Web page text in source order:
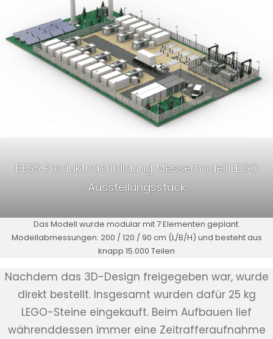
BESS Produktnachbildung Messemodell LEGO
Ausstellungsstück
Das Modell wurde modular mit 7 Elementen geplant.
Modellabmessungen: 200 / 120 / 90 cm (L/B/H) und besteht aus
knapp 15.000 Teilen
Nachdem das 3D-Design freigegeben war, wurde
direkt bestellt. Insgesamt wurden dafür 25 kg
LEGO-Steine eingekauft. Beim Aufbauen lief
währenddessen immer eine Zeitrafferaufnahme